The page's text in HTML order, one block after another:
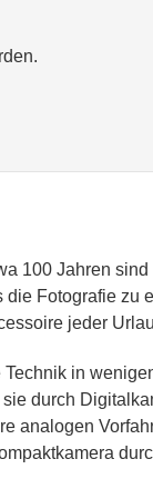
100 Jahren
Fotografie zu
jeder
in
durch
analogen